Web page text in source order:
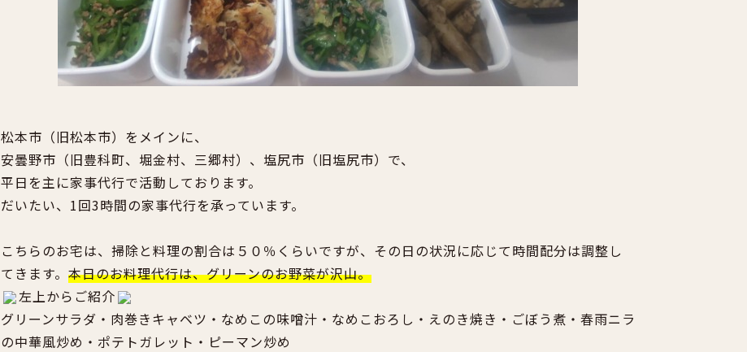
松本市（旧松本市）をメインに、
安曇野市（旧豊科町、堀金村、三郷村）、塩尻市（旧塩尻市）で、
平日を主に家事代行で活動しております。
だいたい、1回3時間の家事代行を承っています。
こちらのお宅は、掃除と料理の割合は５０％くらいですが、その日の状況に応じて時間配分は調整し
てきます。 本日のお料理代行は、グリーンのお野菜が沢山。
左上からご紹介
グリーンサラダ・肉巻きキャベツ・なめこの味噌汁・なめこおろし・えのき焼き・ごぼう煮・春雨ニラ
の中華風炒め・ポテトガレット・ピーマン炒め